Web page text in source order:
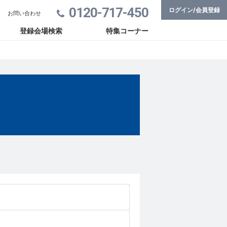
0120-717-450
登録会場検索 特集コーナー
お問い合わせ ログイン/会員登録